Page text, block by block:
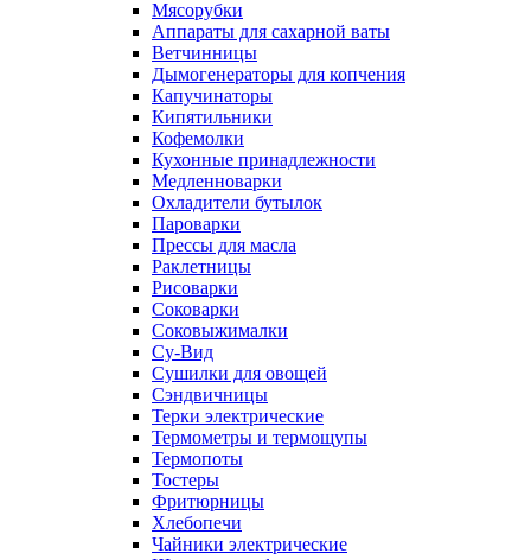
Мясорубки
Аппараты для сахарной ваты
Ветчинницы
Дымогенераторы для копчения
Капучинаторы
Кипятильники
Кофемолки
Кухонные принадлежности
Медленноварки
Охладители бутылок
Пароварки
Прессы для масла
Раклетницы
Рисоварки
Соковарки
Соковыжималки
Су-Вид
Сушилки для овощей
Сэндвичницы
Терки электрические
Термометры и термощупы
Термопоты
Тостеры
Фритюрницы
Хлебопечи
Чайники электрические